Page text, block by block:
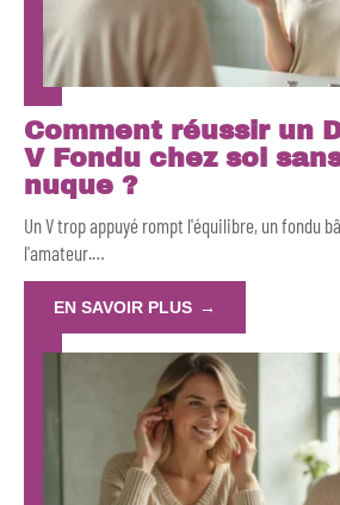
Comment réussir un
V Fondu chez soi
nuque ?
Un V trop appuyé rompt l'équilibre, un fondu
l'amateur.…
EN SAVOIR PLUS